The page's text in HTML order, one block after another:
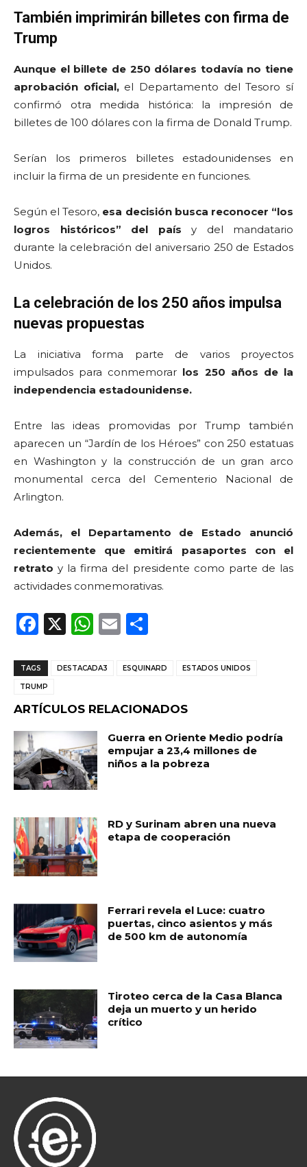
También imprimirán billetes con firma de
Trump
Aunque el billete de 250 dólares todavía no tiene
aprobación oficial,el Departamento del Tesoro sí
confirmó otra medida histórica: la impresión de
billetes de 100 dólares con la firma de Donald Trump.
Serían los primeros billetes estadounidenses en
incluir la firma de un presidente en funciones.
Según el Tesoro, esa decisión busca reconocer “los
logros históricos” del país y del mandatario
durante la celebración del aniversario 250 de Estados
Unidos.
La celebración de los 250 años impulsa
nuevas propuestas
La iniciativa forma parte de varios proyectos
impulsados para conmemorar los 250 años de la
independencia estadounidense.
Entre las ideas promovidas por Trump también
aparecen un “Jardín de los Héroes” con 250 estatuas
en Washington y la construcción de un gran arco
monumental cerca del Cementerio Nacional de
Arlington.
Además, el Departamento de Estado anunció
recientemente que emitirá pasaportes con el
retrato y la firma del presidente como parte de las
actividades conmemorativas.
F
c
e
b
o
o
k
X
W
a
A
p
p
E
ai m
ar
ti
r
TAGS DESTACADA3 ESQUINARD ESTADOS UNIDOS
TRUMP
ARTÍCULOS RELACIONADOS
Guerra en Oriente Medio podría
empujar a 23,4 millones de
niños a la pobreza
RD y Surinam abren una nueva
etapa de cooperación
Ferrari revela el Luce: cuatro
puertas, cinco asientos y más
de 500 km de autonomía
Tiroteo cerca de la Casa Blanca
deja un muerto y un herido
crítico